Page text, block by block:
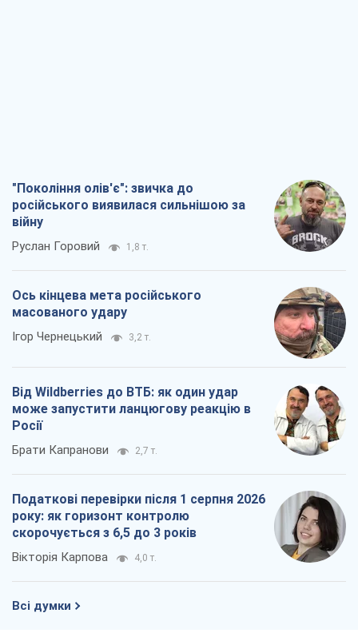
"Покоління олів'є": звичка до
російського виявилася сильнішою за
війну
Руслан Горовий 1,8 т.
Ось кінцева мета російського
масованого удару
Ігор Чернецький 3,2 т.
Від Wildberries до ВТБ: як один удар
може запустити ланцюгову реакцію в
Росії
Брати Капранови 2,7 т.
Податкові перевірки після 1 серпня 2026
року: як горизонт контролю
скорочується з 6,5 до 3 років
Вікторія Карпова 4,0 т.
Всі думки